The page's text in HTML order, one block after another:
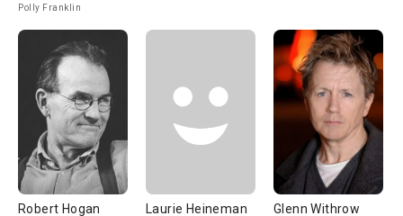
Polly Franklin
Robert Hogan Laurie Heineman Glenn Withrow